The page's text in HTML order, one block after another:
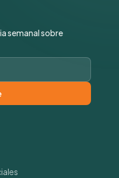
semanal sobre